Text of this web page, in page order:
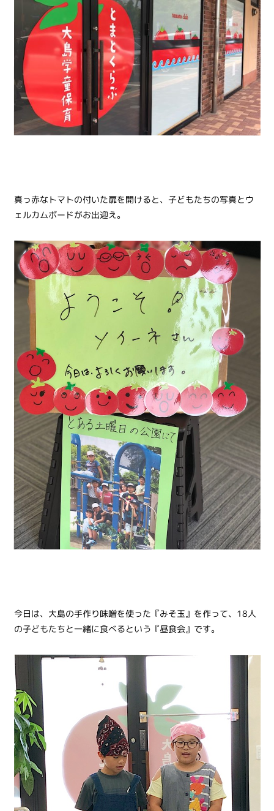
真っ赤なトマトの付いた扉を開けると、子どもたちの写真とウ
ェルカムボードがお出迎え。
今日は、大島の手作り味噌を使った『みそ玉』を作って、18人
の子どもたちと一緒に食べるという『昼食会』です。